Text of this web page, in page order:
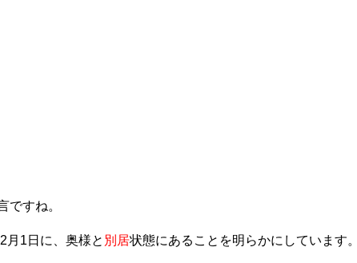
ですね。
月1日に、奥様と 別居状態にあることを明らかにしています。